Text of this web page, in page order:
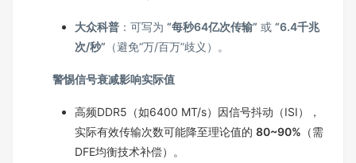
大众科普 ：可写为 “每秒64亿次传输” 或 “6.4千兆
次/秒” （避免“万/百万”歧义）。
警惕信号衰减影响实际值
高频DDR5（如6400 MT/s）因信号抖动（ISI），
实际有效传输次数可能降至理论值的 80~90% （需
DFE均衡技术补偿）。